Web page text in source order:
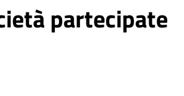
partecipate